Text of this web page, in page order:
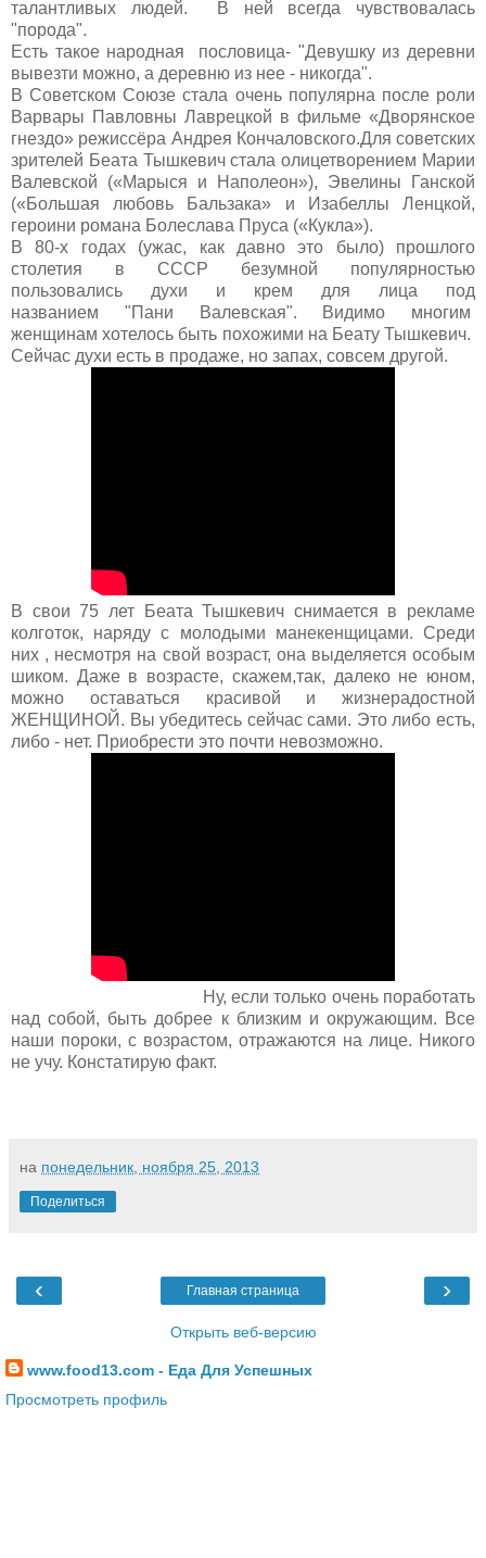
талантливых людей. В ней всегда чувствовалась
"порода".
Есть такое народная пословица- "Девушку из деревни
вывезти можно, а деревню из нее - никогда".
В Советском Союзе стала очень популярна после роли
Варвары Павловны Лаврецкой в фильме «Дворянское
гнездо» режиссёра Андрея Кончаловского.Для советских
зрителей Беата Тышкевич стала олицетворением Марии
Валевской («Марыся и Наполеон»), Эвелины Ганской
(«Большая любовь Бальзака» и Изабеллы Ленцкой,
героини романа Болеслава Пруса («Кукла»).
В 80-х годах (ужас, как давно это было) прошлого
столетия в СССР безумной популярностью
пользовались духи и крем для лица под
названием "Пани Валевская". Видимо многим
женщинам хотелось быть похожими на Беату Тышкевич.
Сейчас духи есть в продаже, но запах, совсем другой.
В свои 75 лет Беата Тышкевич снимается в рекламе
колготок, наряду с молодыми манекенщицами. Среди
них , несмотря на свой возраст, она выделяется особым
шиком. Даже в возрасте, скажем,так, далеко не юном,
можно оставаться красивой и жизнерадостной
ЖЕНЩИНОЙ. Вы убедитесь сейчас сами. Это либо есть,
либо - нет. Приобрести это почти невозможно.
Ну, если только очень поработать
над собой, быть добрее к близким и окружающим. Все
наши пороки, с возрастом, отражаются на лице. Никого
не учу. Констатирую факт.
на понедельник, ноября 25, 2013
Поделиться
‹ ›
Главная страница
Открыть веб-версию
www.food13.com - Еда Для Успешных
Просмотреть профиль